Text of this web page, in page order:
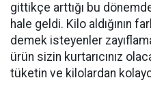
gittikçe arttığı bu
hale geldi. Kilo aldığının
demek isteyenler
ürün sizin kurtarıcınız
tüketin ve kilolardan